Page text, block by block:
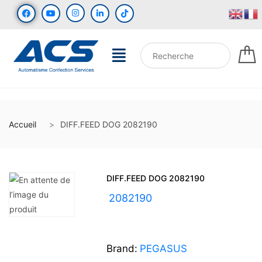
Accueil DIFF.FEED DOG 2082190
DIFF.FEED DOG 2082190
2082190
Brand: PEGASUS